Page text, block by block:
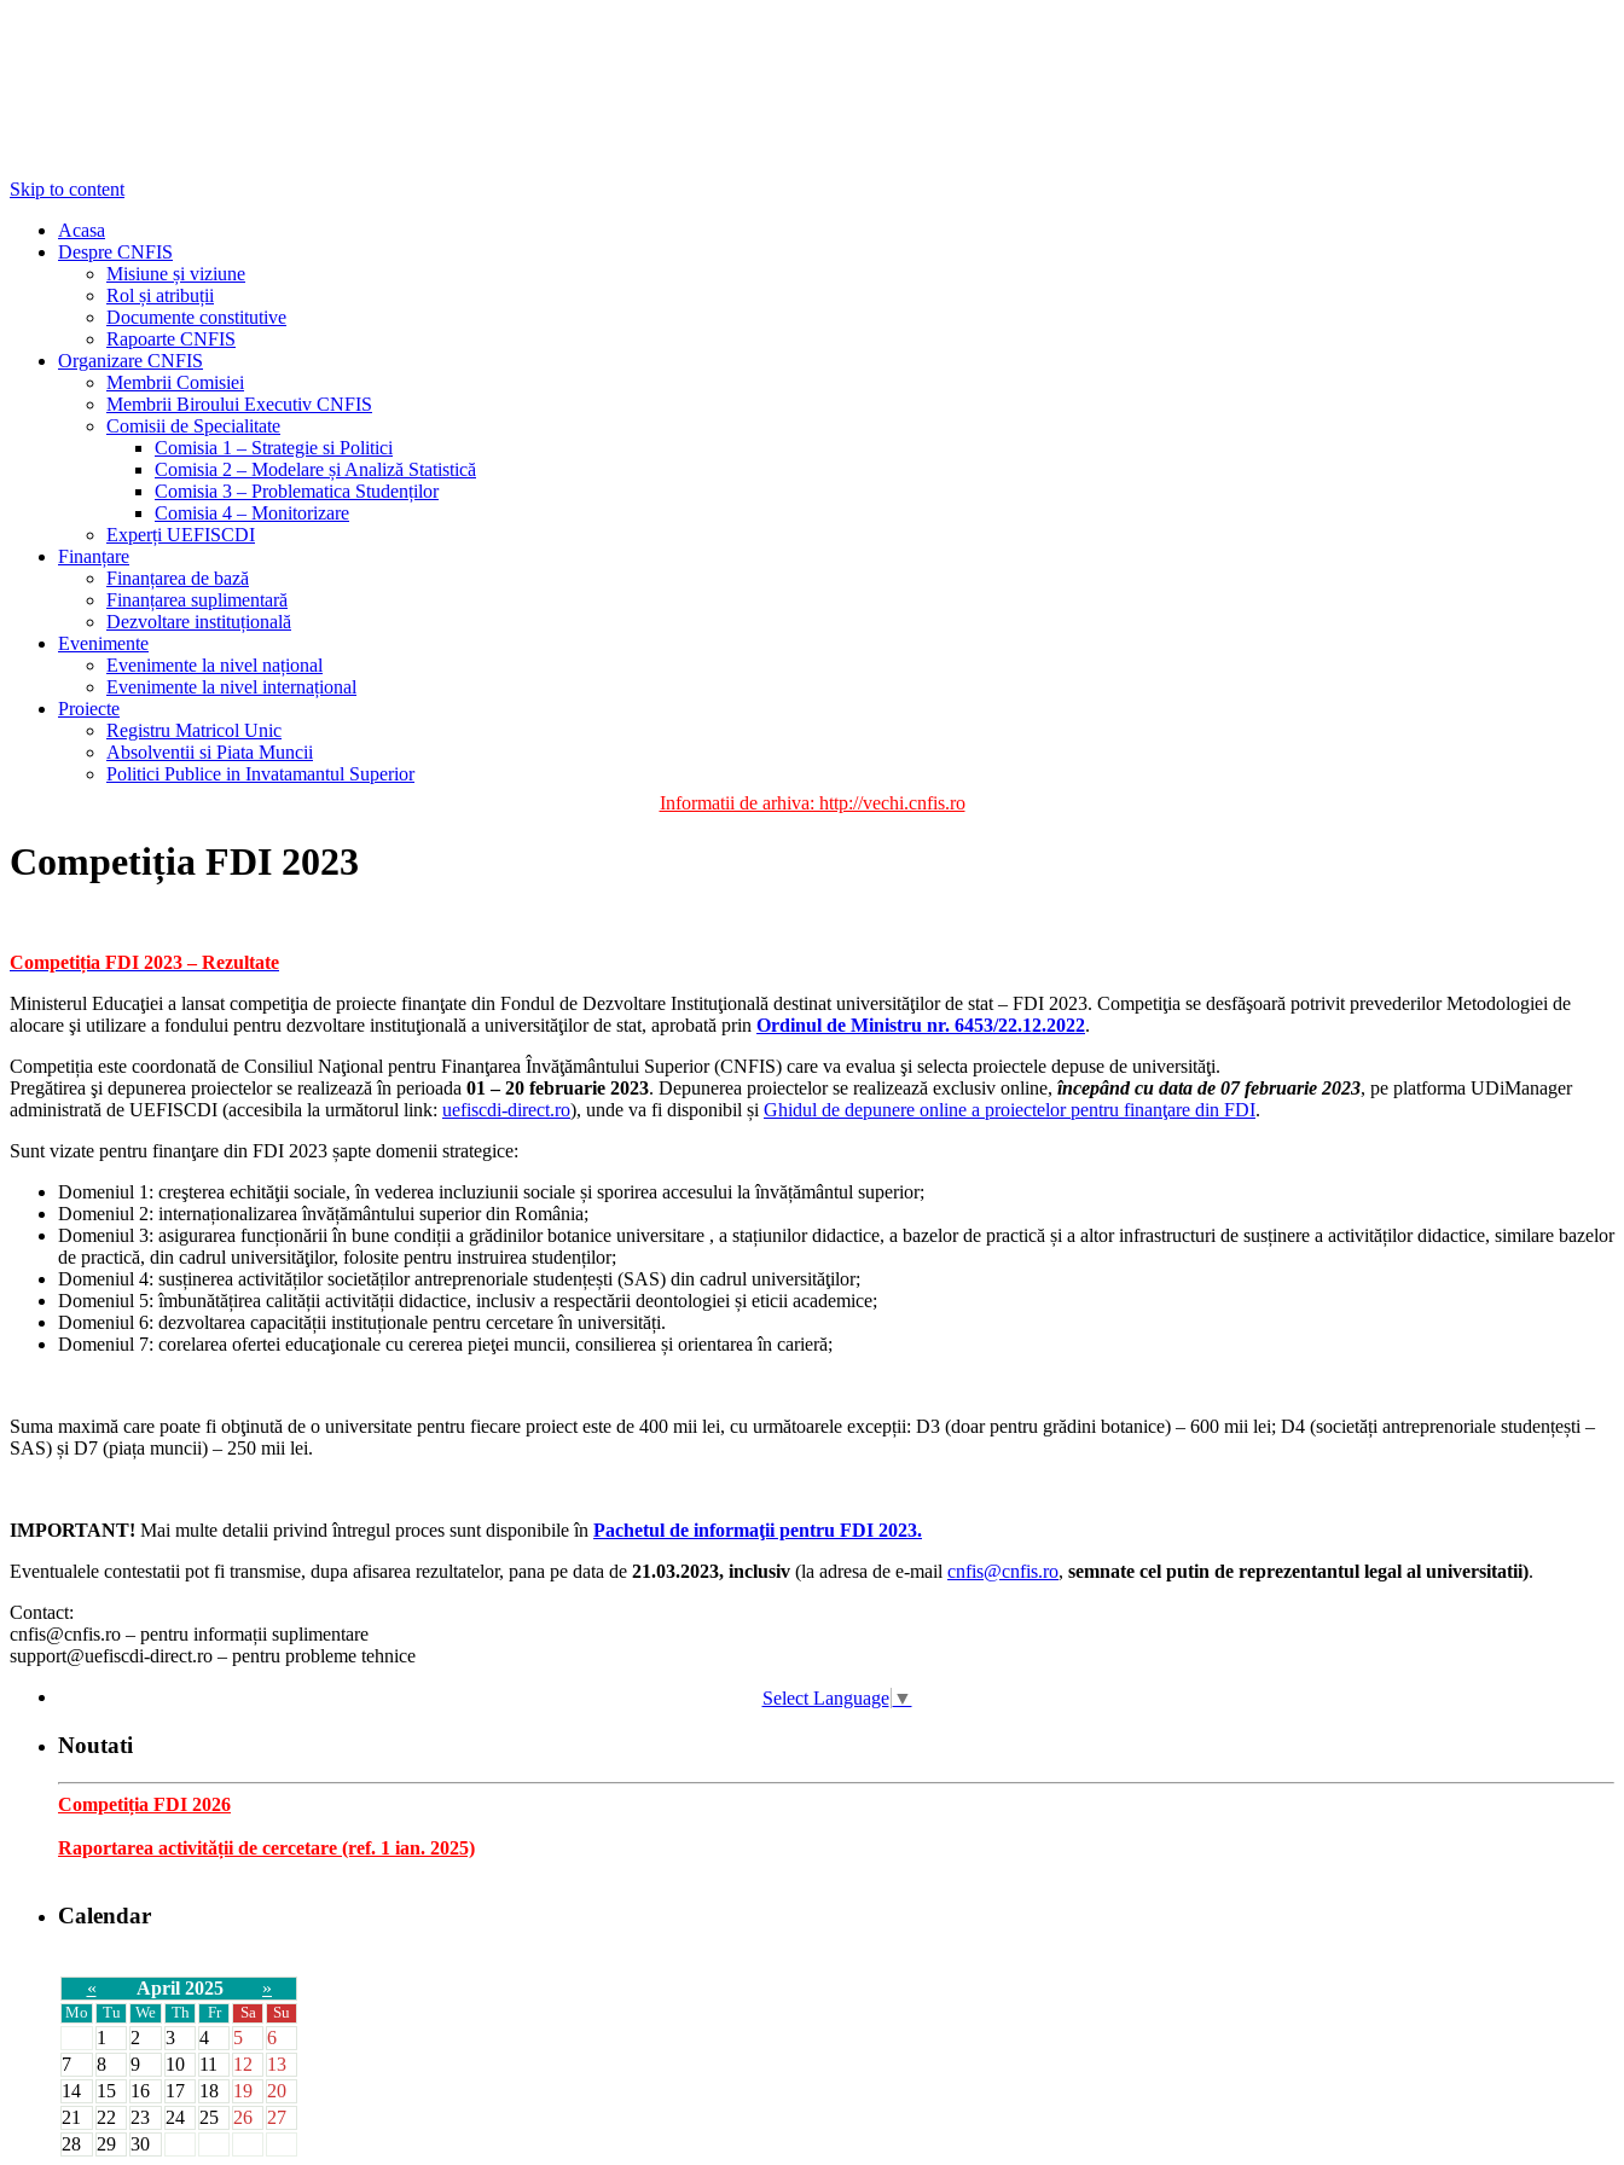
Skip to content
Acasa
Despre CNFIS
Misiune și viziune
Rol și atribuții
Documente constitutive
Rapoarte CNFIS
Organizare CNFIS
Membrii Comisiei
Membrii Biroului Executiv CNFIS
Comisii de Specialitate
Comisia 1 – Strategie si Politici
Comisia 2 – Modelare și Analiză Statistică
Comisia 3 – Problematica Studenților
Comisia 4 – Monitorizare
Experți UEFISCDI
Finanțare
Finanțarea de bază
Finanțarea suplimentară
Dezvoltare instituțională
Evenimente
Evenimente la nivel național
Evenimente la nivel internațional
Proiecte
Registru Matricol Unic
Absolventii si Piata Muncii
Politici Publice in Invatamantul Superior
Informatii de arhiva: http://vechi.cnfis.ro
Competiția FDI 2023
Competiția FDI 2023 – Rezultate
Ministerul Educaţiei a lansat competiţia de proiecte finanţate din Fondul de Dezvoltare Instituţională destinat universităţilor de stat – FDI 2023. Competiţia se desfăşoară potrivit prevederilor Metodologiei de
alocare şi utilizare a fondului pentru dezvoltare instituţională a universităţilor de stat, aprobată prin Ordinul de Ministru nr. 6453/22.12.2022.
Competiția este coordonată de Consiliul Naţional pentru Finanţarea Învăţământului Superior (CNFIS) care va evalua şi selecta proiectele depuse de universităţi.
Pregătirea şi depunerea proiectelor se realizează în perioada 01 – 20 februarie 2023. Depunerea proiectelor se realizează exclusiv online, începând cu data de 07 februarie 2023, pe platforma UDiManager
administrată de UEFISCDI (accesibila la următorul link: uefiscdi-direct.ro), unde va fi disponibil și Ghidul de depunere online a proiectelor pentru finanţare din FDI.
Sunt vizate pentru finanţare din FDI 2023 șapte domenii strategice:
Domeniul 1: creşterea echităţii sociale, în vederea incluziunii sociale și sporirea accesului la învățământul superior;
Domeniul 2: internaționalizarea învățământului superior din România;
Domeniul 3: asigurarea funcționării în bune condiții a grădinilor botanice universitare , a stațiunilor didactice, a bazelor de practică și a altor infrastructuri de susținere a activităților didactice, similare bazelor
de practică, din cadrul universităţilor, folosite pentru instruirea studenților;
Domeniul 4: susținerea activităților societăților antreprenoriale studențești (SAS) din cadrul universităţilor;
Domeniul 5: îmbunătățirea calității activității didactice, inclusiv a respectării deontologiei și eticii academice;
Domeniul 6: dezvoltarea capacității instituționale pentru cercetare în universități.
Domeniul 7: corelarea ofertei educaţionale cu cererea pieţei muncii, consilierea și orientarea în carieră;
Suma maximă care poate fi obţinută de o universitate pentru fiecare proiect este de 400 mii lei, cu următoarele excepții: D3 (doar pentru grădini botanice) – 600 mii lei; D4 (societăți antreprenoriale studențești –
SAS) și D7 (piața muncii) – 250 mii lei.
IMPORTANT! Mai multe detalii privind întregul proces sunt disponibile în Pachetul de informaţii pentru FDI 2023.
Eventualele contestatii pot fi transmise, dupa afisarea rezultatelor, pana pe data de 21.03.2023, inclusiv (la adresa de e-mail cnfis@cnfis.ro, semnate cel putin de reprezentantul legal al universitatii).
Contact:
cnfis@cnfis.ro – pentru informații suplimentare
support@uefiscdi-direct.ro – pentru probleme tehnice
Select Language ▼
Noutati
Competiția FDI 2026
Raportarea activității de cercetare (ref. 1 ian. 2025)
Calendar
« April 2025 »
Mo Tu We Th Fr Sa Su
1 2 3 4 5
6
7
8 9 10 11 12
13
14
15 16 17 18 19
20
21
22 23 24 25 26
27
28
29 30